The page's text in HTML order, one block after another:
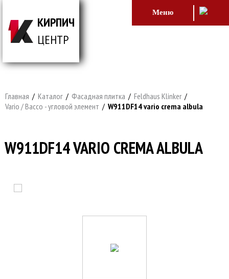
КИРПИЧ
ЦЕНТР
Меню
Главная / Каталог / Фасадная плитка / Feldhaus Klinker /
Vario / Bacco - угловой элемент / W911DF14 vario crema albula
W911DF14 VARIO CREMA ALBULA